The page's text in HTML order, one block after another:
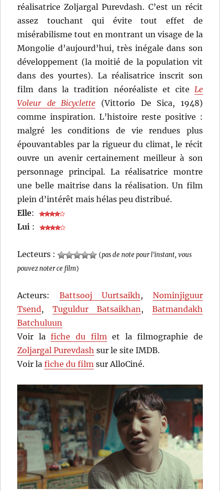
réalisatrice Zoljargal Purevdash. C’est un récit
assez touchant qui évite tout effet de
misérabilisme tout en montrant un visage de la
Mongolie d’aujourd’hui, très inégale dans son
développement (la moitié de la population vit
dans des yourtes). La réalisatrice inscrit son
film dans la tradition néoréaliste et cite Le
Voleur de Bicyclette (Vittorio De Sica, 1948)
comme inspiration. L’histoire reste positive :
malgré les conditions de vie rendues plus
épouvantables par la rigueur du climat, le récit
ouvre un avenir certainement meilleur à son
personnage principal. La réalisatrice montre
une belle maitrise dans la réalisation. Un film
plein d’intérêt mais hélas peu distribué.
Elle:
Lui :
Lecteurs : (pas de note pour l'instant, vous
pouvez noter ce film)
Acteurs: Battsooj Uurtsaikh, Nominjiguur
Tsend, Tuguldur Batsaikhan, Batmandakh
Batchuluun
Voir lafiche du filmet la filmographie de
Zoljargal Purevdash sur le site IMDB.
Voir lafiche du film sur AlloCiné.